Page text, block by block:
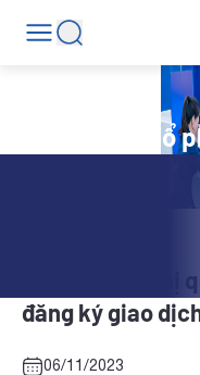
Tin tức mã cổ
CTI: CBTT Nghị
đăng ký giao
06/11/2023